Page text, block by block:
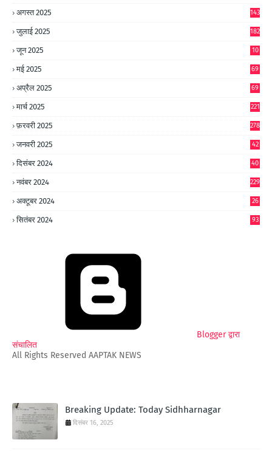
अगस्त 2025 143
जुलाई 2025 182
जून 2025
10
मई 2025 69
अप्रैल 2025 69
मार्च 2025 221
फ़रवरी 2025 278
जनवरी 2025
42
दिसंबर 2024
40
नवंबर 2024 229
अक्टूबर 2024
26
सितंबर 2024 93
Blogger द्वारा
संचालित
All Rights Reserved AAPTAK NEWS
Breaking Update: Today Sidhharnagar
दिसंबर 16, 2025